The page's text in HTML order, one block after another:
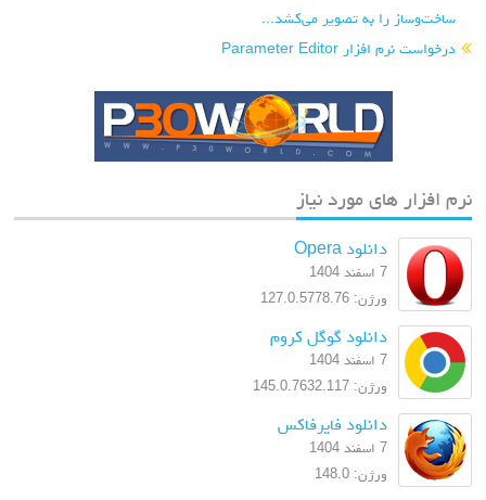
ساخت‌وساز را به تصویر می‌کشد...
درخواست نرم افزار Parameter Editor
نرم افزار های مورد نیاز
دانلود Opera
7 اسفند 1404
ورژن: 127.0.5778.76
دانلود گوگل کروم
7 اسفند 1404
ورژن: 145.0.7632.117
دانلود فایرفاکس
7 اسفند 1404
ورژن: 148.0